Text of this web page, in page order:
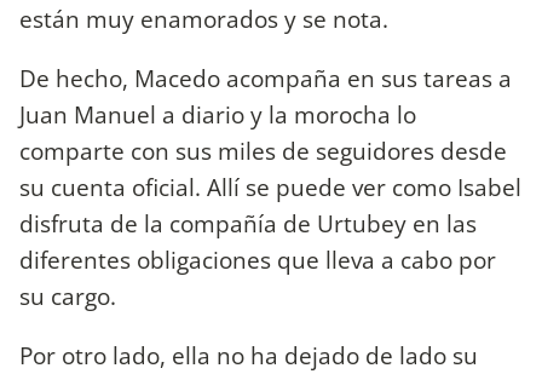
están muy enamorados y se nota.
De hecho, Macedo acompaña en sus tareas a
Juan Manuel a diario y la morocha lo
comparte con sus miles de seguidores desde
su cuenta oficial. Allí se puede ver como Isabel
disfruta de la compañía de Urtubey en las
diferentes obligaciones que lleva a cabo por
su cargo.
Por otro lado, ella no ha dejado de lado su